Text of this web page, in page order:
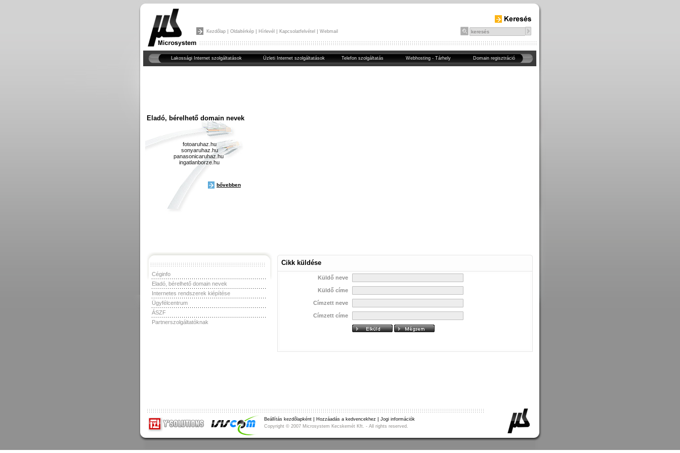
Kezdőlap | Oldaltérkép | Hírlevél | Kapcsolatfelvétel | Webmail
Lakossági Internet szolgáltatások Üzleti Internet szolgáltatások Telefon szolgáltatás Webhosting - Tárhely Domain regisztráció
Eladó, bérelhető domain nevek
fotoaruhaz.hu
sonyaruhaz.hu
panasonicaruhaz.hu
ingatlanborze.hu
bővebben
Céginfo
Eladó, bérelhető domain nevek
Internetes rendszerek kiépítése
Ügyfélcentrum
ÁSZF
Partnerszolgáltatóknak
Cikk küldése
Küldő neve
Küldő címe
Címzett neve
Címzett címe
Beállítás kezdőlapként | Hozzáadás a kedvencekhez | Jogi információk
Copyright © 2007 Microsystem Kecskemét Kft. - All rights reserved.